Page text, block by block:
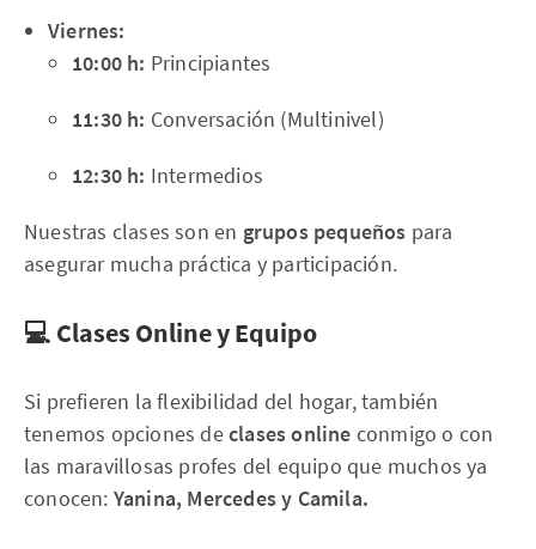
Viernes:
10:00 h: Principiantes
11:30 h: Conversación (Multinivel)
12:30 h: Intermedios
Nuestras clases son en grupos pequeños para
asegurar mucha práctica y participación.
💻 Clases Online y Equipo
Si prefieren la flexibilidad del hogar, también
tenemos opciones declases online conmigo o con
las maravillosas profes del equipo que muchos ya
conocen: Yanina, Mercedes y Camila.